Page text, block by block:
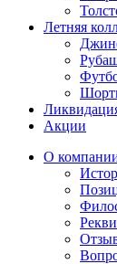
Летняя
Акции
О